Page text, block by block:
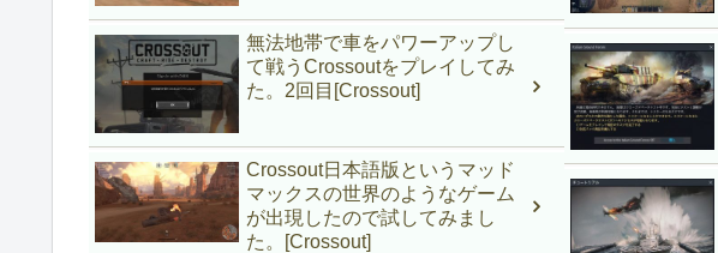
無法地帯で車をパワーアップし
て戦うCrossoutをプレイしてみ
た。2回目[Crossout]
Crossout日本語版というマッド
マックスの世界のようなゲーム
が出現したので試してみまし
た。[Crossout]